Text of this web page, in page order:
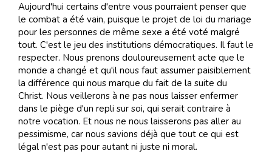
Aujourd'hui certains d'entre vous pourraient penser que
le combat a été vain, puisque le projet de loi du mariage
pour les personnes de même sexe a été voté malgré
tout. C'est le jeu des institutions démocratiques. Il faut le
respecter. Nous prenons douloureusement acte que le
monde a changé et qu'il nous faut assumer paisiblement
la différence qui nous marque du fait de la suite du
Christ. Nous veillerons à ne pas nous laisser enfermer
dans le piège d'un repli sur soi, qui serait contraire à
notre vocation. Et nous ne nous laisserons pas aller au
pessimisme, car nous savions déjà que tout ce qui est
légal n'est pas pour autant ni juste ni moral.